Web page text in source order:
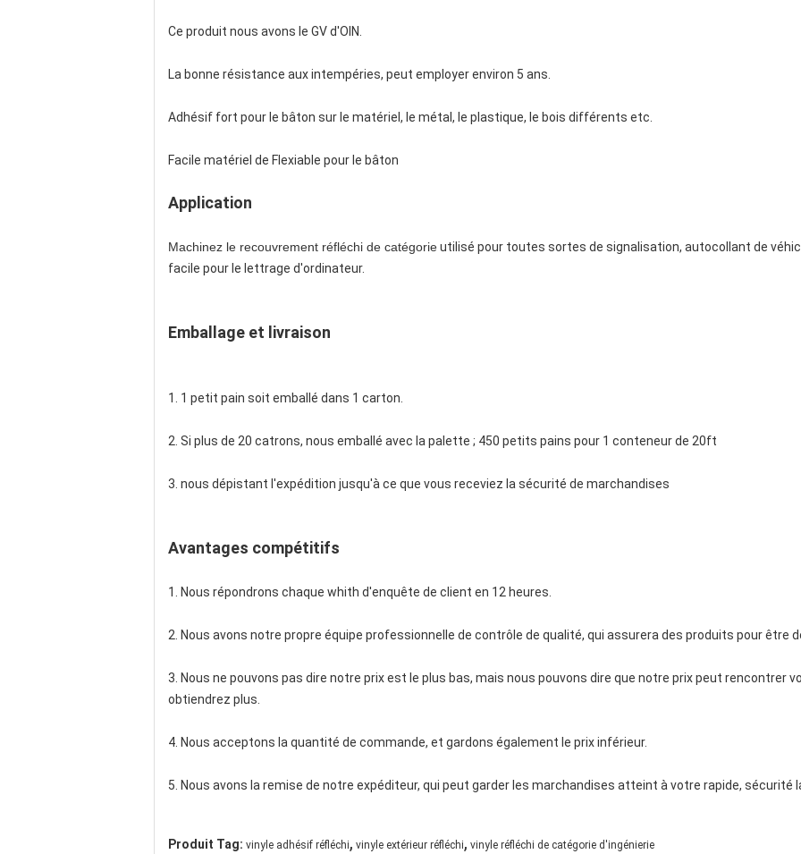
Ce produit nous avons le GV d'OIN.
La bonne résistance aux intempéries, peut employer environ 5 ans.
Adhésif fort pour le bâton sur le matériel, le métal, le plastique, le bois différents etc.
Facile matériel de Flexiable pour le bâton
Application
Machinez le recouvrement réfléchi de catégorieutilisé pour toutes sortes de signalisation, autocollant de
facile pour le lettrage d'ordinateur.
Emballage et livraison
1. 1 petit pain soit emballé dans 1 carton.
2. Si plus de 20 catrons, nous emballé avec la palette ; 450 petits pains pour 1 conteneur de 20ft
3. nous dépistant l'expédition jusqu'à ce que vous receviez la sécurité de marchandises
Avantages compétitifs
1. Nous répondrons chaque whith d'enquête de client en 12 heures.
2. Nous avons notre propre équipe professionnelle de contrôle de qualité, qui assurera des produits pour être
3. Nous ne pouvons pas dire notre prix est le plus bas, mais nous pouvons dire que notre prix peut rencontrer
obtiendrez plus.
4. Nous acceptons la quantité de commande, et gardons également le prix inférieur.
5. Nous avons la remise de notre expéditeur, qui peut garder les marchandises atteint à votre rapide, sécurité
Produit Tag: vinyle adhésif réfléchi, vinyle extérieur réfléchi, vinyle réfléchi de catégorie d'ingénierie